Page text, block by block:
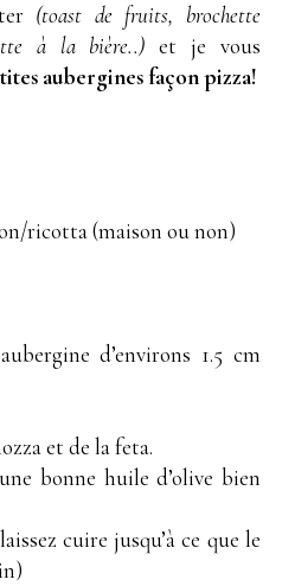
(toast de fruits, brochette
à la bière..) et je vous
aubergines façon pizza!
ricotta (maison ou non)
d’environs 1.5 cm
et de la feta.
bonne huile d’olive bien
cuire jusqu’à ce que le